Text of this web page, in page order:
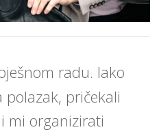
radu. Iako
polazak, pričekali
mi organizirati